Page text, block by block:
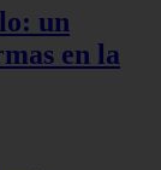
un
en la